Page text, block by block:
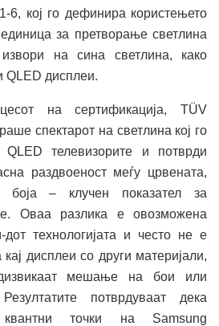
6, кој го дефинира користењето
за претворање светлина
на сина светлина, како
QLED дисплеи.
на сертификација, TÜV
спектарот на светлина кој го
QLED телевизорите и потврди
раздвоеност меѓу црвената,
боја – клучен показател за
Оваа разлика е овозможена
дот технологијата и често не е
дисплеи со други материјали,
мешање на бои или
потврдуваат дека
квантни точки на Samsung